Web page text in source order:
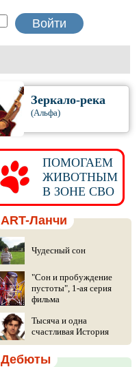
Зеркало-река
(Альфа)
ПОМОГАЕМ
ЖИВОТНЫМ
В ЗОНЕ СВО
ART-Ланчи
Чудесный сон
"Сон и пробуждение
пустоты", 1-ая серия
фильма
Тысяча и одна
счастливая История
Дебюты